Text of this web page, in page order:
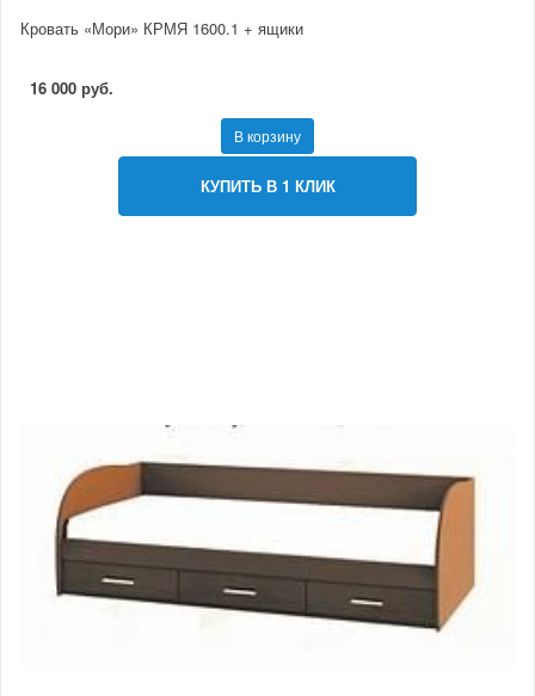
Кровать «Мори» КРМЯ 1600.1 + ящики
16 000 руб.
В корзину
КУПИТЬ В 1 КЛИК